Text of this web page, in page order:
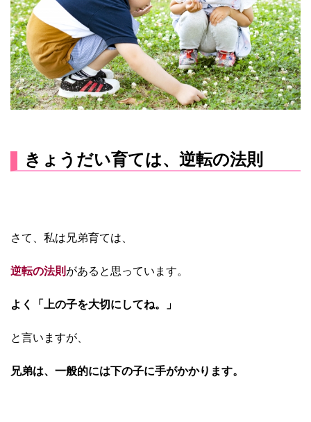
きょうだい育ては、逆転の法則
さて、私は兄弟育ては、
逆転の法則 があると思っています。
よく「上の子を大切にしてね。」
と言いますが、
兄弟は、一般的には下の子に手がかかります。